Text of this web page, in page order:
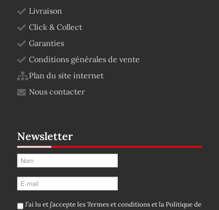
Livraison
Click & Collect
Garanties
Conditions générales de vente
Plan du site internet
Nous contacter
Newsletter
J’ai lu et j’accepte lesTermes et conditionset laPolitique de